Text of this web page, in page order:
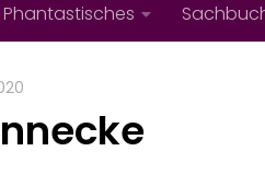
Phantastisches